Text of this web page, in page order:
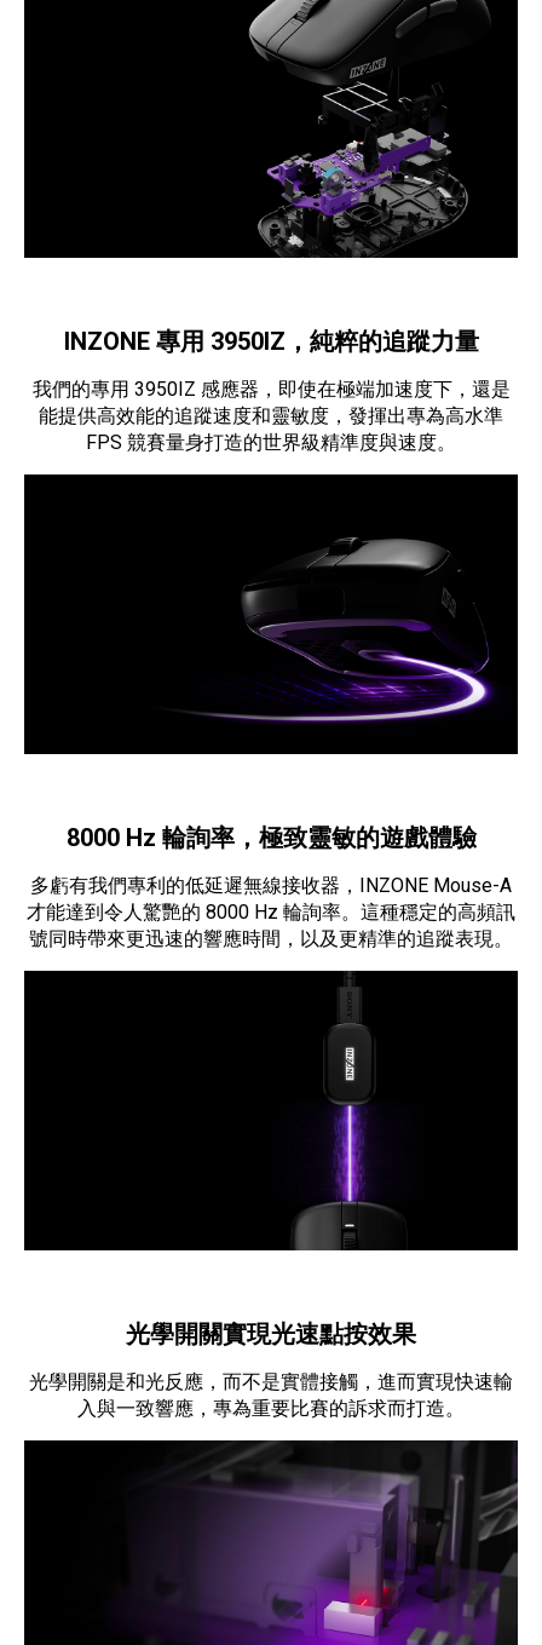
INZONE 專用 3950IZ，純粹的追蹤力量
我們的專用 3950IZ 感應器，即使在極端加速度下，還是
能提供高效能的追蹤速度和靈敏度，發揮出專為高水準
FPS 競賽量身打造的世界級精準度與速度。
8000 Hz 輪詢率，極致靈敏的遊戲體驗
多虧有我們專利的低延遲無線接收器，INZONE Mouse-A
才能達到令人驚艷的 8000 Hz 輪詢率。這種穩定的高頻訊
號同時帶來更迅速的響應時間，以及更精準的追蹤表現。
光學開關實現光速點按效果
光學開關是和光反應，而不是實體接觸，進而實現快速輸
入與一致響應，專為重要比賽的訴求而打造。